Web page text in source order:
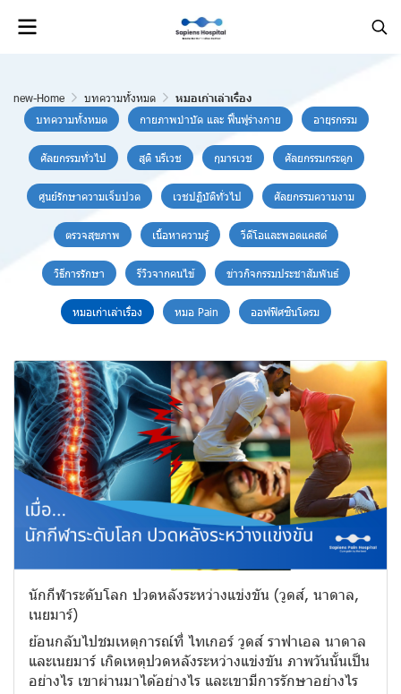
new-Home บทความทั้งหมด หมอเก่าเล่าเรื่อง
บทความทั้งหมด กายภาพบำบัด และ ฟื้นฟูร่างกาย อายุรกรรม
ศัลยกรรมทั่วไป สูติ นรีเวช กุมารเวช ศัลยกรรมกระดูก
ศูนย์รักษาความเจ็บปวด เวชปฏิบัติทั่วไป ศัลยกรรมความงาม
ตรวจสุขภาพ เนื้อหาความรู้ วีดีโอและพอดแคสต์
วิธีการรักษา รีวิวจากคนไข้ ข่าวกิจกรรมประชาสัมพันธ์
หมอเก่าเล่าเรื่อง หมอ Pain ออฟฟิศซินโดรม
นักกีฬาระดับโลก ปวดหลังระหว่างแข่งขัน (วูดส์, นาดาล,
เนยมาร์)
ย้อนกลับไปชมเหตุการณ์ที่ ไทเกอร์ วูดส์ ราฟาเอล นาดาล
และเนยมาร์ เกิดเหตุปวดหลังระหว่างแข่งขัน ภาพวันนั้นเป็น
อย่างไร เขาผ่านมาได้อย่างไร และเขามีการรักษาอย่างไร